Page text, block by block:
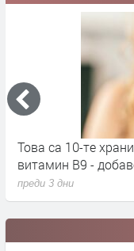
Това са 10-те
витамин B9 -
преди 3 дни